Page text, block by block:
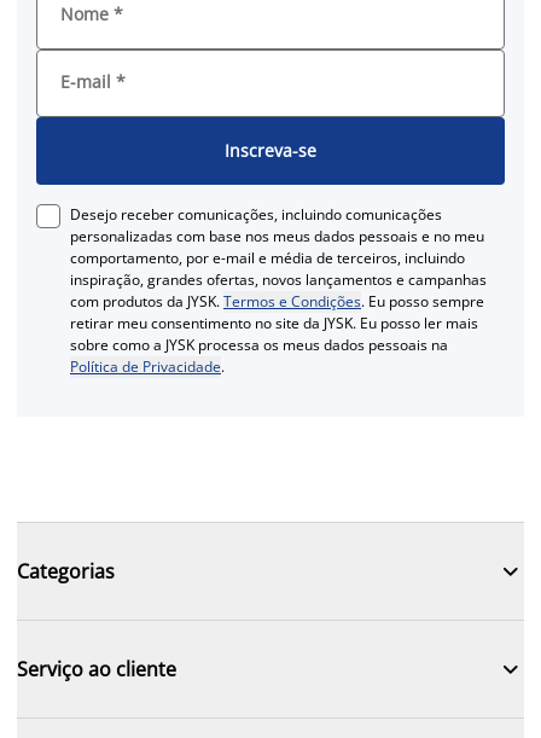
Nome *
E-mail *
Inscreva-se
Desejo receber comunicações, incluindo comunicações
personalizadas com base nos meus dados pessoais e no meu
comportamento, por e-mail e média de terceiros, incluindo
inspiração, grandes ofertas, novos lançamentos e campanhas
com produtos da JYSK.Termos e Condições. Eu posso sempre
retirar meu consentimento no site da JYSK. Eu posso ler mais
sobre como a JYSK processa os meus dados pessoais na
Política de Privacidade.
Categorias 
Serviço ao cliente 